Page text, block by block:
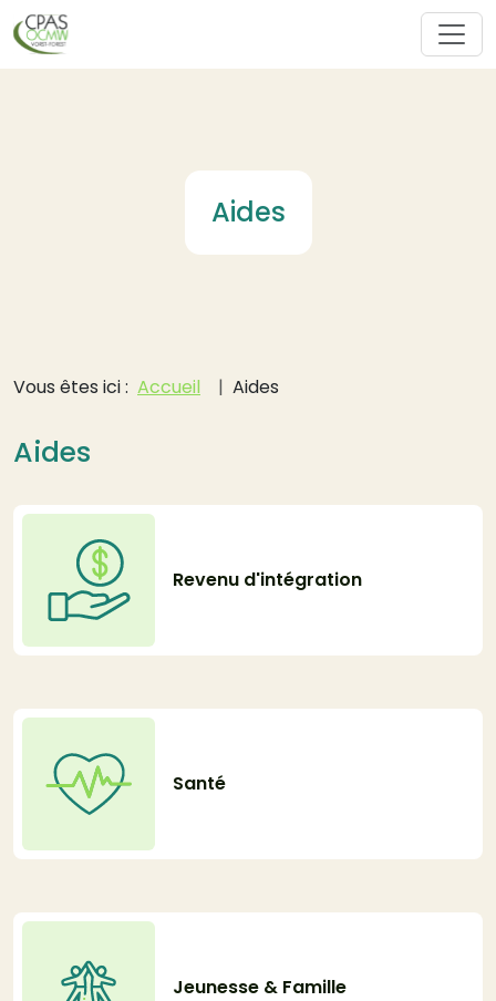
Aller au contenu principal
Aides
Fil d'Ariane
Vous êtes ici : Accueil Aides
Aides
Revenu d'intégration
Santé
Jeunesse & Famille